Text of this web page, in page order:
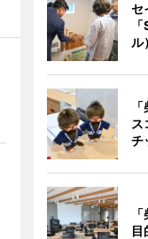
セ
ル
ス
チ
目